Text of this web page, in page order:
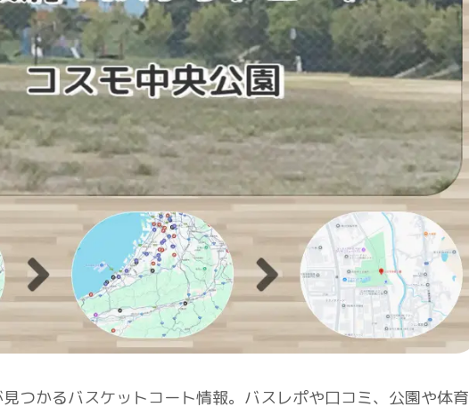
つかるバスケットコート情報。バスレポや口コミ、公園や体育